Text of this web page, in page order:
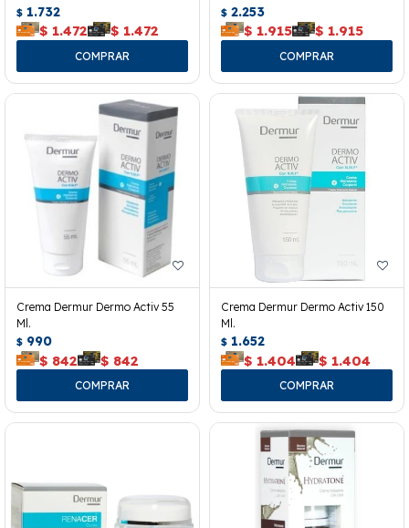
$ 1.732
$ 1.472 $ 1.472
$ 2.253
$ 1.915 $ 1.915
Crema Dermur Dermo Activ 55
Ml.
$ 990
$ 842 $ 842
Crema Dermur Dermo Activ 150
Ml.
$ 1.652
$ 1.404 $ 1.404